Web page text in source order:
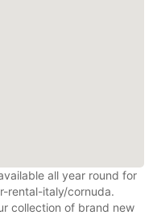
all year round for
rental-italy/cornuda.
collection of brand new